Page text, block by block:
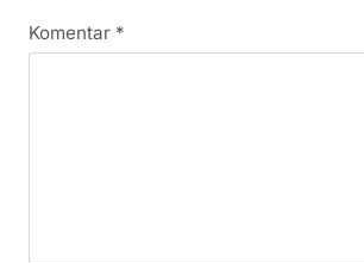
Komentar *